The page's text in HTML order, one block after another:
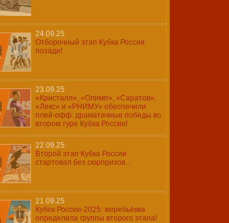
24.09.25
Отборочный этап Кубка России
позади!
23.09.25
«Кристалл», «Олимп», «Саратов»,
«Лекс» и «РНИМУ» обеспечили
плей-офф: драматичные победы во
втором туре Кубка России!
22.09.25
Второй этап Кубка России
стартовал без сюрпризов...
21.09.25
Кубок России-2025: жеребьёвка
определила группы второго этапа!